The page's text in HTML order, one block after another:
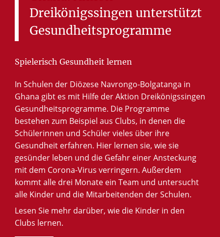
Dreikönigssingen unterstützt
Gesundheitsprogramme
Spielerisch Gesundheit lernen
In Schulen der Diözese Navrongo-Bolgatanga in
Ghana gibt es mit Hilfe der Aktion Dreikönigssingen
Gesundheitsprogramme. Die Programme
bestehen zum Beispiel aus Clubs, in denen die
Schülerinnen und Schüler vieles über ihre
Gesundheit erfahren. Hier lernen sie, wie sie
gesünder leben und die Gefahr einer Ansteckung
mit dem Corona-Virus verringern. Außerdem
kommt alle drei Monate ein Team und untersucht
alle Kinder und die Mitarbeitenden der Schulen.
Lesen Sie mehr darüber, wie die Kinder in den
Clubs lernen.